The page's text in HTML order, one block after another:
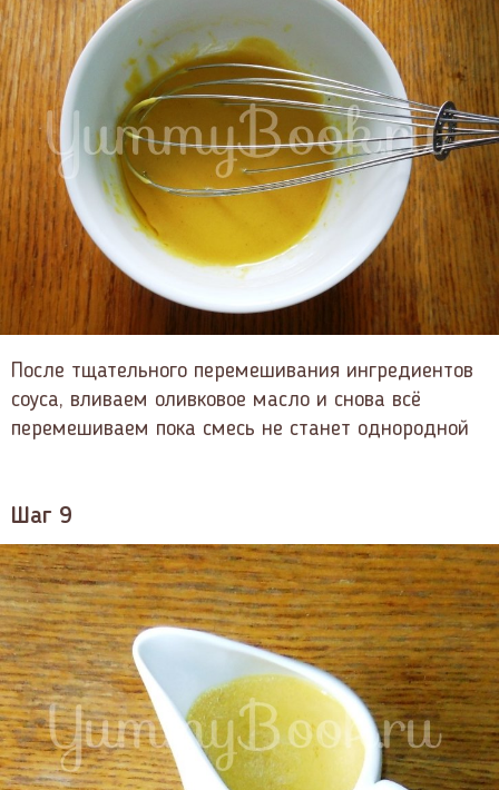
После тщательного перемешивания ингредиентов
соуса, вливаем оливковое масло и снова всё
перемешиваем пока смесь не станет однородной
Шаг 9